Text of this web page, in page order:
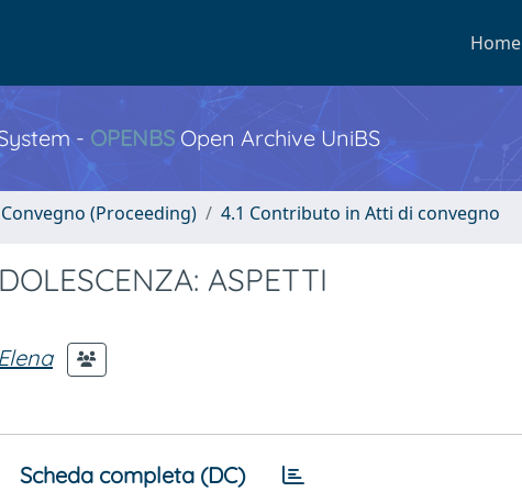
Home
- OPENBS Open Archive UniBS
(Proceeding) 4.1 Contributo in Atti di convegno
ASPETTI
Scheda completa (DC)